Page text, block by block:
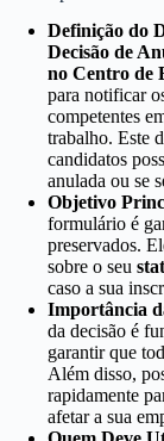
Definição do
Decisão de
no Centro de
para notificar
competentes
trabalho. Este
candidatos
anulada ou se
Objetivo
formulário é
preservados.
sobre o seu
caso a sua
Importância
da decisão é
garantir que
Além disso,
rapidamente
afetar a sua